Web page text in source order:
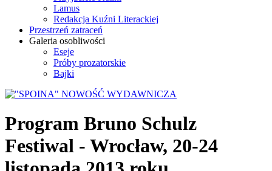
Lamus
Redakcja Kuźni Literackiej
Przestrzeń zatraceń
Galeria osobliwości
Eseje
Próby prozatorskie
Bajki
Program Bruno Schulz
Festiwal - Wrocław, 20-24